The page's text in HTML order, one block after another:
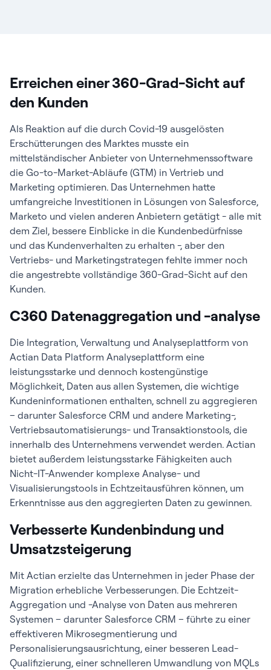
Erreichen einer 360-Grad-Sicht auf
den Kunden
Als Reaktion auf die durch Covid-19 ausgelösten
Erschütterungen des Marktes musste ein
mittelständischer Anbieter von Unternehmenssoftware
die Go-to-Market-Abläufe (GTM) in Vertrieb und
Marketing optimieren. Das Unternehmen hatte
umfangreiche Investitionen in Lösungen von Salesforce,
Marketo und vielen anderen Anbietern getätigt - alle mit
dem Ziel, bessere Einblicke in die Kundenbedürfnisse
und das Kundenverhalten zu erhalten -, aber den
Vertriebs- und Marketingstrategen fehlte immer noch
die angestrebte vollständige 360-Grad-Sicht auf den
Kunden.
C360 Datenaggregation und -analyse
Die Integration, Verwaltung und Analyseplattform von
Actian Data Platform Analyseplattform eine
leistungsstarke und dennoch kostengünstige
Möglichkeit, Daten aus allen Systemen, die wichtige
Kundeninformationen enthalten, schnell zu aggregieren
– darunter Salesforce CRM und andere Marketing-,
Vertriebsautomatisierungs- und Transaktionstools, die
innerhalb des Unternehmens verwendet werden. Actian
bietet außerdem leistungsstarke Fähigkeiten auch
Nicht-IT-Anwender komplexe Analyse- und
Visualisierungstools in Echtzeitausführen können, um
Erkenntnisse aus den aggregierten Daten zu gewinnen.
Verbesserte Kundenbindung und
Umsatzsteigerung
Mit Actian erzielte das Unternehmen in jeder Phase der
Migration erhebliche Verbesserungen. Die Echtzeit-
Aggregation und -Analyse von Daten aus mehreren
Systemen – darunter Salesforce CRM – führte zu einer
effektiveren Mikrosegmentierung und
Personalisierungsausrichtung, einer besseren Lead-
Qualifizierung, einer schnelleren Umwandlung von MQLs